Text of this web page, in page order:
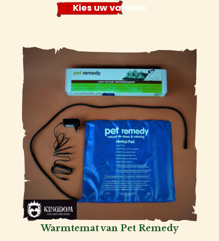
€ 9,95
Kies uw variatie
Warmtemat van Pet Remedy